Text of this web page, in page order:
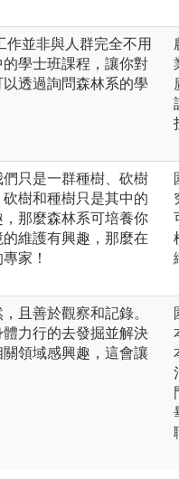
並非與人群完全不用
學士班課程，讓你對
透過詢問森林系的學
只是一群種樹、砍樹
樹和種樹只是其中的
那麼森林系可培養你
維護有興趣，那麼在
家！
且善於觀察和記錄。
力行的去發掘並解決
領域感興趣，這會讓